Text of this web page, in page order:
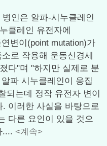
인은 알파-시누클레인
클레인 유전자에
변이(point mutation)가
로 작용해 운동신경세
다"며 "하지만 실제로 분
파 시누클레인이 응집
되는데 정작 유전자 변이
이러한 사실을 바탕으로
다른 요인이 있을 것으
.... <계속>